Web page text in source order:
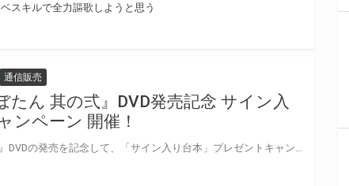
スキルで全力謳歌しようと思う
通信販売
たん 其の弍』DVD発売記念 サイン入
ンペーン 開催！